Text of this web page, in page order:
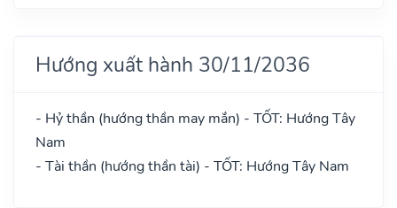
Hướng xuất hành 30/11/2036
- Hỷ thần (hướng thần may mắn) - TỐT: Hướng Tây
Nam
- Tài thần (hướng thần tài) - TỐT: Hướng Tây Nam